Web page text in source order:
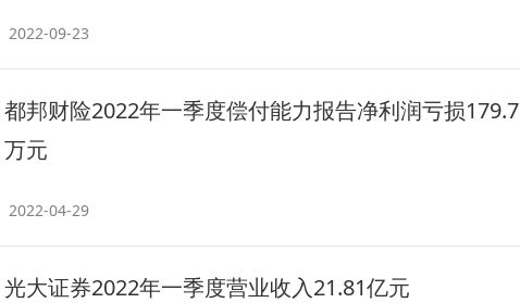
2022-09-23
都邦财险2022年一季度偿付能力报告净利润亏损179.7
万元
2022-04-29
光大证券2022年一季度营业收入21.81亿元